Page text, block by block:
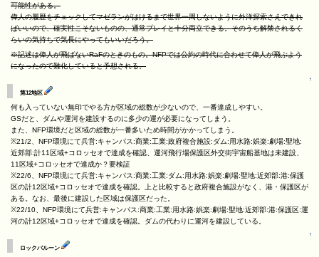
可能性がある。
偉人の履歴をチェックしてマゼランがはけるまで世界一周しないように外洋探索さえできれ
ばいいので、確実性こそないものの、通常プレイと十分両立できる。そのうち解禁されるく
らいの気持ちで気長にやってもいいだろう。
※記述は偉人が飛ばないRaFのときのもの。NFPでは公約の時代に合わせて偉人が飛ぶよう
になったので難化していると予想される。
↑
第12地区
何も入っていない無印でやる方が区域の総数が少ないので、一番達成しやすい。
GSだと、ダムや運河を建設するのに多少の運が必要になってしまう。
また、NFP環境だと区域の総数が一番多いため時間がかかってしまう。
※21/2、NFP環境にて兵営:キャンパス:商業:工業:政府複合施設:ダム:用水路:娯楽:劇場:聖地:
近郊部:計11区域+コロッセオで達成を確認、運河飛行場保護区外交街宇宙船基地は未建設、
11区域+コロッセオで達成か？要検証
※22/6、NFP環境にて兵営:キャンパス:商業:工業:ダム:用水路:娯楽:劇場:聖地:近郊部:港:保護
区の計12区域+コロッセオで達成を確認。上と比較すると政府複合施設がなく、港・保護区が
ある。なお、最後に建設した区域は保護区だった。
※22/10、NFP環境にて兵営:キャンパス:商業:工業:用水路:娯楽:劇場:聖地:近郊部:港:保護区:運
河の計12区域+コロッセオで達成を確認。ダムの代わりに運河を建設している。
↑
ロックバルーン